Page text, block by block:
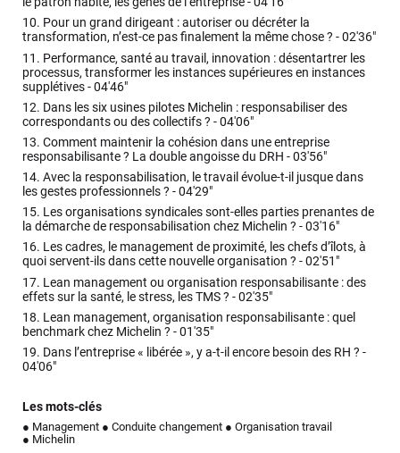
10. Pour un grand dirigeant : autoriser ou décréter la
transformation, n’est-ce pas finalement la même chose ? -02'36"
11. Performance, santé au travail, innovation : désentartrer les
processus, transformer les instances supérieures en instances
supplétives -04'46"
12. Dans les six usines pilotes Michelin : responsabiliser des
correspondants ou des collectifs ? -04'06"
13. Comment maintenir la cohésion dans une entreprise
responsabilisante ? La double angoisse du DRH -03'56"
14. Avec la responsabilisation, le travail évolue-t-il jusque dans
les gestes professionnels ? -04'29"
15. Les organisations syndicales sont-elles parties prenantes de
la démarche de responsabilisation chez Michelin ? -03'16"
16. Les cadres, le management de proximité, les chefs d’îlots, à
quoi servent-ils dans cette nouvelle organisation ? -02'51"
17. Lean management ou organisation responsabilisante : des
effets sur la santé, le stress, les TMS ? -02'35"
18. Lean management, organisation responsabilisante : quel
benchmark chez Michelin ? -01'35"
19. Dans l’entreprise « libérée », y a-t-il encore besoin des RH ? -
04'06"
Les mots-clés
● Management ● Conduite changement ● Organisation travail
● Michelin